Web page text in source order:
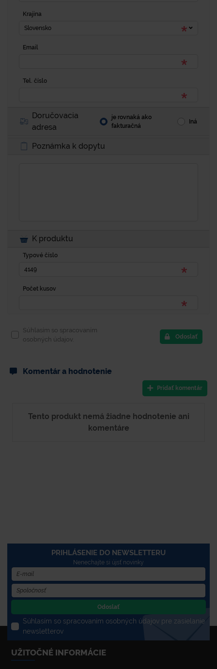
Krajina
Slovensko
Email
Tel. číslo
Doručovacia
adresa
je rovnaká ako
fakturačná
Iná
Poznámka k dopytu
K produktu
Typové číslo
Počet kusov
Súhlasím so spracovaním
osobných údajov.
Odoslať
Komentár a hodnotenie
Pridať komentár
Tento produkt nemá žiadne hodnotenie ani
komentáre
PRIHLÁSENIE DO NEWSLETTERU
Nenechajte si újsť novinky
Odoslať
Súhlasím so spracovaním osobných údajov pre zasielanie
newsletterov
UŽITOČNÉ INFORMÁCIE